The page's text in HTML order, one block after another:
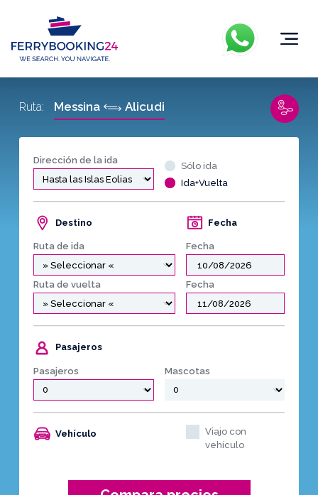
Dirección de la ida
Sólo ida
Ida+Vuelta
Destino
Ruta de ida
Fecha
Fecha
Ruta de vuelta Fecha
Pasajeros
Pasajeros Mascotas
Vehículo
Viajo con
vehículo
Ruta: Messina Alicudi